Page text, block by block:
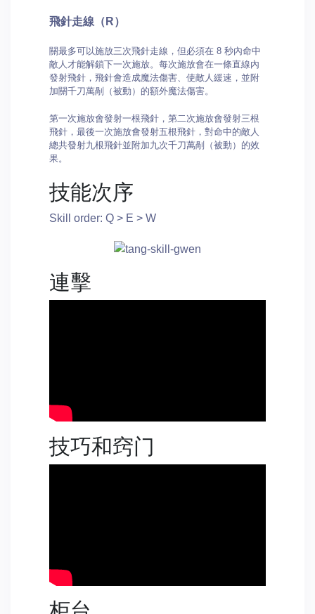
飛針走線（R）
關最多可以施放三次飛針走線，但必須在 8 秒內命中
敵人才能解鎖下一次施放。每次施放會在一條直線內
發射飛針，飛針會造成魔法傷害、使敵人緩速，並附
加關千刀萬剮（被動）的額外魔法傷害。
第一次施放會發射一根飛針，第二次施放會發射三根
飛針，最後一次施放會發射五根飛針，對命中的敵人
總共發射九根飛針並附加九次千刀萬剮（被動）的效
果。
技能次序
Skill order: Q > E > W
連擊
技巧和窍门